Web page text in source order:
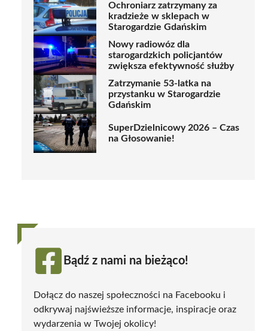
Ochroniarz zatrzymany za
kradzieże w sklepach w
Starogardzie Gdańskim
Nowy radiowóz dla
starogardzkich policjantów
zwiększa efektywność służby
Zatrzymanie 53-latka na
przystanku w Starogardzie
Gdańskim
SuperDzielnicowy 2026 – Czas
na Głosowanie!
Bądź z nami na bieżąco!
Dołącz do naszej społeczności na Facebooku i
odkrywaj najświeższe informacje, inspiracje oraz
wydarzenia w Twojej okolicy!